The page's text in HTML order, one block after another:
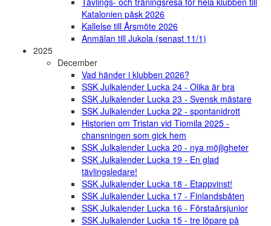
Katalonien påsk 2026
Kallelse till Årsmöte 2026
Anmälan till Jukola (senast 11/1)
2025
December
Vad händer i klubben 2026?
SSK Julkalender Lucka 24 - Olika är bra
SSK Julkalender Lucka 23 - Svensk mästare
SSK Julkalender Lucka 22 - spontanidrott
Historien om Tristan vid Tiomila 2025 -
chansningen som gick hem
SSK Julkalender Lucka 20 - nya möjligheter
SSK Julkalender Lucka 19 - En glad
tävlingsledare!
SSK Julkalender Lucka 18 - Etappvinst!
SSK Julkalender Lucka 17 - Finlandsbåten
SSK Julkalender Lucka 16 - Förstaårsjunior
SSK Julkalender Lucka 15 - tre löpare på